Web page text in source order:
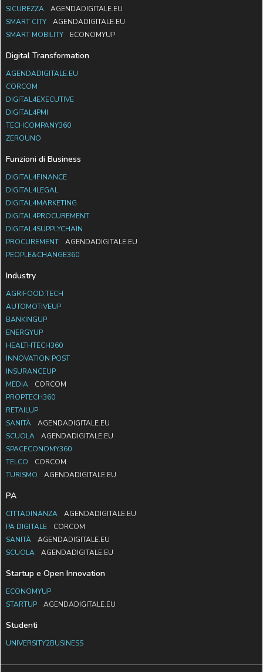
SICUREZZA
AGENDADIGITALE.EU
SMART CITY
AGENDADIGITALE.EU
SMART MOBILITY
ECONOMYUP
Digital Transformation
AGENDADIGITALE.EU
CORCOM
DIGITAL4EXECUTIVE
DIGITAL4PMI
TECHCOMPANY360
ZEROUNO
Funzioni di Business
DIGITAL4FINANCE
DIGITAL4LEGAL
DIGITAL4MARKETING
DIGITAL4PROCUREMENT
DIGITAL4SUPPLYCHAIN
PROCUREMENT
AGENDADIGITALE.EU
PEOPLE&CHANGE360
Industry
AGRIFOOD.TECH
AUTOMOTIVEUP
BANKINGUP
ENERGYUP
HEALTHTECH360
INNOVATION POST
INSURANCEUP
MEDIA
CORCOM
PROPTECH360
RETAILUP
SANITÀ
AGENDADIGITALE.EU
SCUOLA
AGENDADIGITALE.EU
SPACECONOMY360
TELCO
CORCOM
TURISMO
AGENDADIGITALE.EU
PA
CITTADINANZA
AGENDADIGITALE.EU
PA DIGITALE
CORCOM
SANITÀ
AGENDADIGITALE.EU
SCUOLA
AGENDADIGITALE.EU
Startup e Open Innovation
ECONOMYUP
STARTUP
AGENDADIGITALE.EU
Studenti
UNIVERSITY2BUSINESS